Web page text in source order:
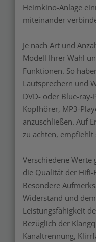
Heimkino-Anlage
miteinander
Je nach Art und
Modell Ihrer Wahl
Funktionen. So
Lautsprechern und
DVD- oder Blue-
Kopfhörer, MP3-
anzuschließen. Auf
zu achten, empfiehlt
Verschiedene Werte
die Qualität der Hifi-
Besondere
Widerstand und
Leistungsfähigkeit
Bezüglich der
Kanaltrennung,